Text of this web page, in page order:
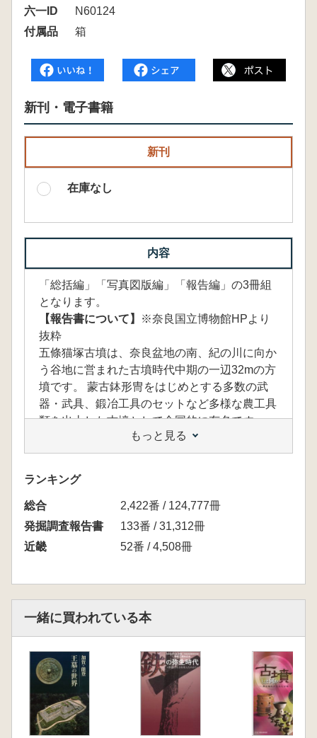
六一ID
N60124
付属品
箱
新刊・電子書籍
新刊
在庫なし
内容
「総括編」「写真図版編」「報告編」の3冊組
となります。
【報告書について】
※奈良国立博物館HPより
抜粋
五條猫塚古墳は、奈良盆地の南、紀の川に向か
う谷地に営まれた古墳時代中期の一辺32mの方
墳です。 蒙古鉢形冑をはじめとする多数の武
器・武具、鍛冶工具のセットなど多様な農工具
類を出土した古墳として全国的に有名です。
発掘調査は1958年に網干善教氏らによって行
われ、1962年に奈良県より報告書が刊行され
ました。 それから半世紀を経た今日、奈良国
立博物館に保管されている同古墳の遺物を新た
に整理しなおし、詳細な考察を付けて三分冊の
報告書を作成しました。
「総括編」目次
※奈良国立博物館HPより抜
2.五條猫塚古墳出土の珠文鏡と古墳時代銅鏡生
3.眉庇付冑補論 金銅装眉庇付冑の検討 川畑
純
4.三角板革綴短甲の特質再論 五條猫塚古墳例
の検討から 阪口 英毅
5.五條猫塚古墳出土小札甲の構造と甲冑の装
もっと見る
ランキング
総合
2,422番 / 124,777冊
発掘調査報告書
133番 / 31,312冊
近畿
52番 / 4,508冊
一緒に買われている本